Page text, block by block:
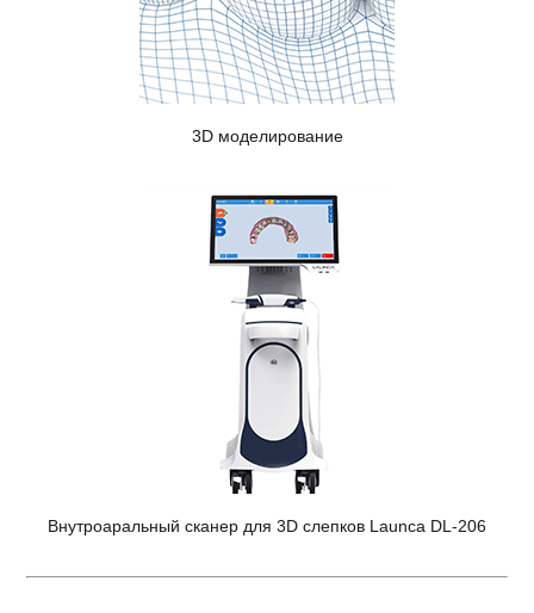
3D моделирование
Внутроаральный сканер для 3D слепков Launca DL-206